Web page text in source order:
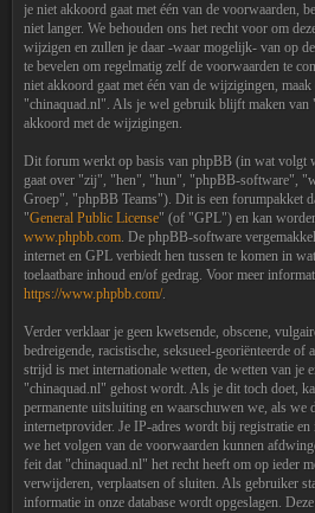
je niet akkoord gaat met één van de voorwaarden,
niet langer. We behouden ons het recht voor om
wijzigen en zullen je daar -waar mogelijk- van op
te bevelen om regelmatig zelf de voorwaarden te
niet akkoord gaat met één van de wijzigingen,
"chinaquad.nl". Als je wel gebruik blijft maken van
akkoord met de wijzigingen.
Dit forum werkt op basis van phpBB (in wat volgt
gaat over "zij", "hen", "hun", "phpBB-software",
Groep", "phpBB Teams"). Dit is een forumpakket
"General Public License" (of "GPL") en kan
www.phpbb.com. De phpBB-software
internet en GPL verbiedt hen tussen te komen in
toelaatbare inhoud en/of gedrag. Voor meer
https://www.phpbb.com/.
Verder verklaar je geen kwetsende, obscene,
bedreigende, racistische, seksueel-georiënteerde of
strijd is met internationale wetten, de wetten van je
"chinaquad.nl" gehost wordt. Als je dit toch doet,
permanente uitsluiting en waarschuwen we, als we
internetprovider. Je IP-adres wordt bij registratie en
we het volgen van de voorwaarden kunnen
feit dat "chinaquad.nl" het recht heeft om op ieder
verwijderen, verplaatsen of sluiten. Als gebruiker
informatie in onze database wordt opgeslagen.